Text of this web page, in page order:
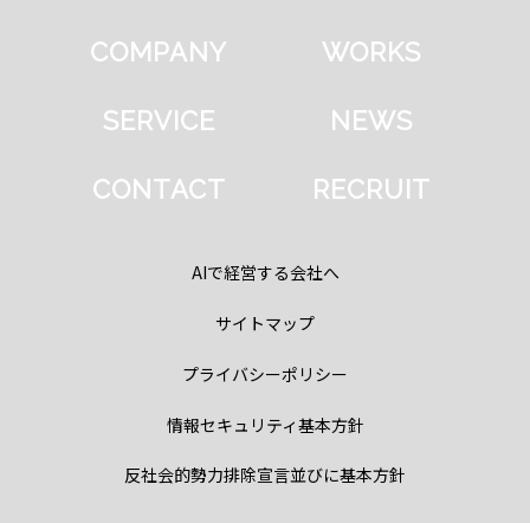
COMPANY WORKS
SERVICE NEWS
CONTACT RECRUIT
AIで経営する会社へ
サイトマップ
プライバシーポリシー
情報セキュリティ基本方針
反社会的勢力排除宣言並びに基本方針